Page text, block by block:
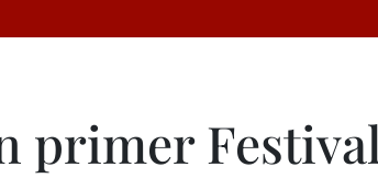
primer